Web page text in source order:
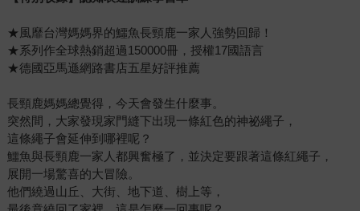
★風靡台灣媽媽界的鱷魚長頸鹿一家人強勢回歸！
★系列作全球熱銷超過150000冊，授權17國語言
★德國亞馬遜網路書店五星好評推薦
長頸鹿媽媽總覺得，今天會發生什麼事。
突然間，大家發現家門縫下出現一條紅色的神祕繩子，
這條繩子會延伸到哪裡呢？
鱷魚與長頸鹿一家人都興奮極了，並決定要跟著這條紅繩子，
展開一場驚喜的大冒險。
他們繞過山丘、大街、地下道、樹上等，